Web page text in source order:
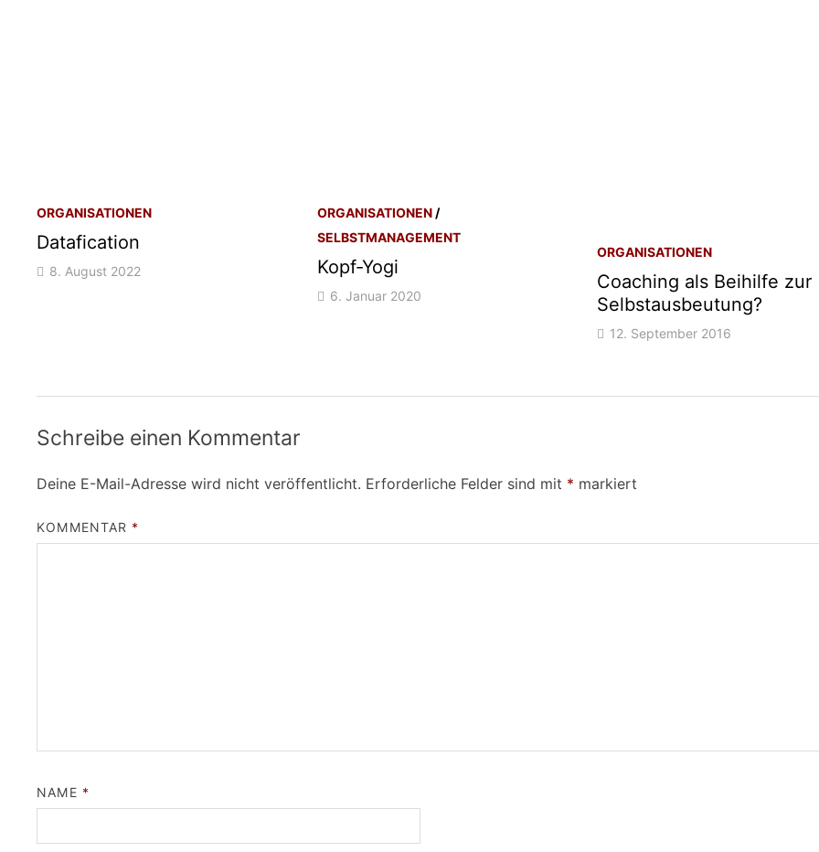
ORGANISATIONEN
Datafication
8. August 2022
ORGANISATIONEN/
SELBSTMANAGEMENT
Kopf-Yogi
6. Januar 2020
ORGANISATIONEN
Coaching als Beihilfe zur
Selbstausbeutung?
12. September 2016
Schreibe einen Kommentar
Deine E-Mail-Adresse wird nicht veröffentlicht. Erforderliche Felder sind mit * markiert
KOMMENTAR *
NAME *